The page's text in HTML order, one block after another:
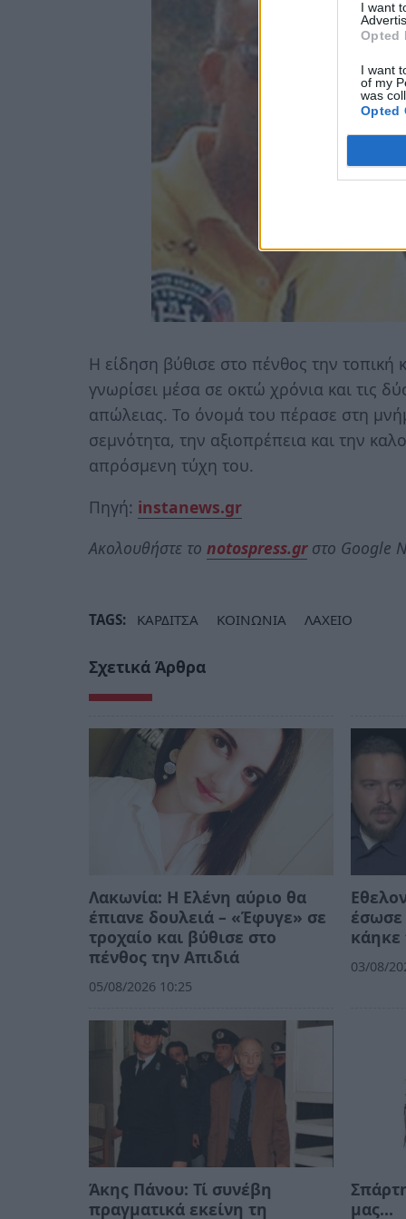
I want
Opted
I want
of my
was
Opted
Η είδηση βύθισε στο πένθος την τοπική
γνωρίσει μέσα σε οκτώ χρόνια και τις
απώλειας. Το όνομά του πέρασε στη
σεμνότητα, την αξιοπρέπεια και την
απρόσμενη τύχη του.
Πηγή: instanews.gr
Ακολουθήστε το notospress.grστο Google
TAGS: ΚΑΡΔΙΤΣΑ ΚΟΙΝΩΝΙΑ ΛΑΧΕΙΟ
Σχετικά Άρθρα
Λακωνία: Η Ελένη αύριο θα
έπιανε δουλειά – «Έφυγε» σε
τροχαίο και βύθισε στο
πένθος την Απιδιά
05/08/2026 10:25
έσωσε
κάηκε
03/08/
Άκης Πάνου: Τί συνέβη
πραγματικά εκείνη τη
μας…